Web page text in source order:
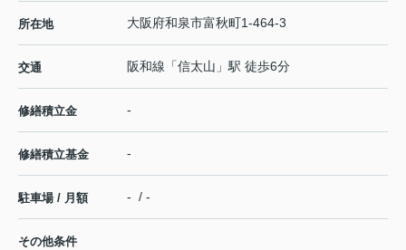
所在地 大阪府和泉市富秋町1-464-3
交通 阪和線 「信太山 」駅 徒歩6分
修繕積立金 -
修繕積立基金 -
駐車場 / 月額 - / -
その他条件